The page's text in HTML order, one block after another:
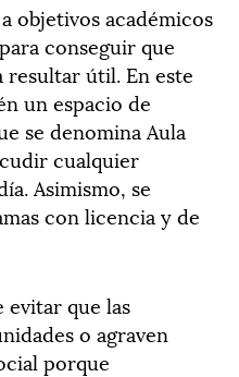
objetivos académicos
conseguir que
útil. En este
un espacio de
se denomina Aula
cualquier
Asimismo, se
con licencia y de
evitar que las
o agraven
porque